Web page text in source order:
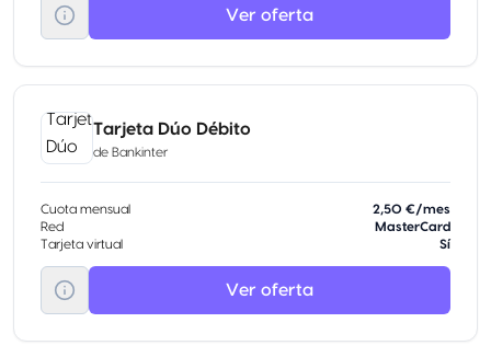
Ver oferta
Tarjeta Dúo Débito
de Bankinter
Cuota mensual
2,50 €/mes
Red
MasterCard
Tarjeta virtual
Sí
Ver oferta